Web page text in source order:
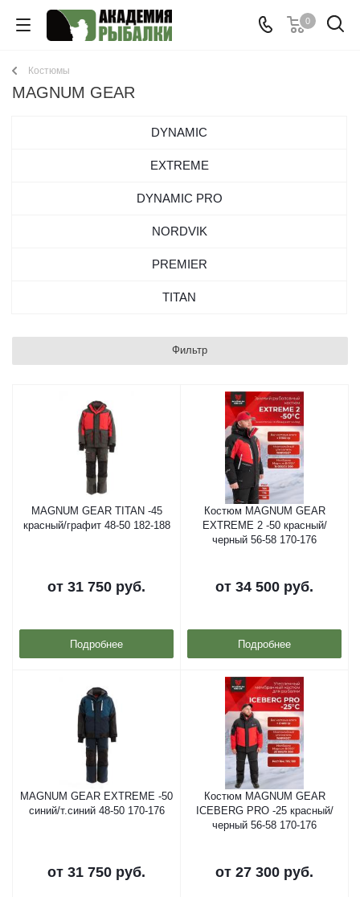
0
Костюмы
MAGNUM GEAR
DYNAMIC
EXTREME
DYNAMIC PRO
NORDVIK
PREMIER
TITAN
Фильтр
MAGNUM GEAR TITAN -45
красный/графит 48-50 182-188
от 31 750 руб.
Подробнее
Костюм MAGNUM GEAR
EXTREME 2 -50 красный/
черный 56-58 170-176
от 34 500 руб.
Подробнее
MAGNUM GEAR EXTREME -50
синий/т.синий 48-50 170-176
от 31 750 руб.
Костюм MAGNUM GEAR
ICEBERG PRO -25 красный/
черный 56-58 170-176
от 27 300 руб.